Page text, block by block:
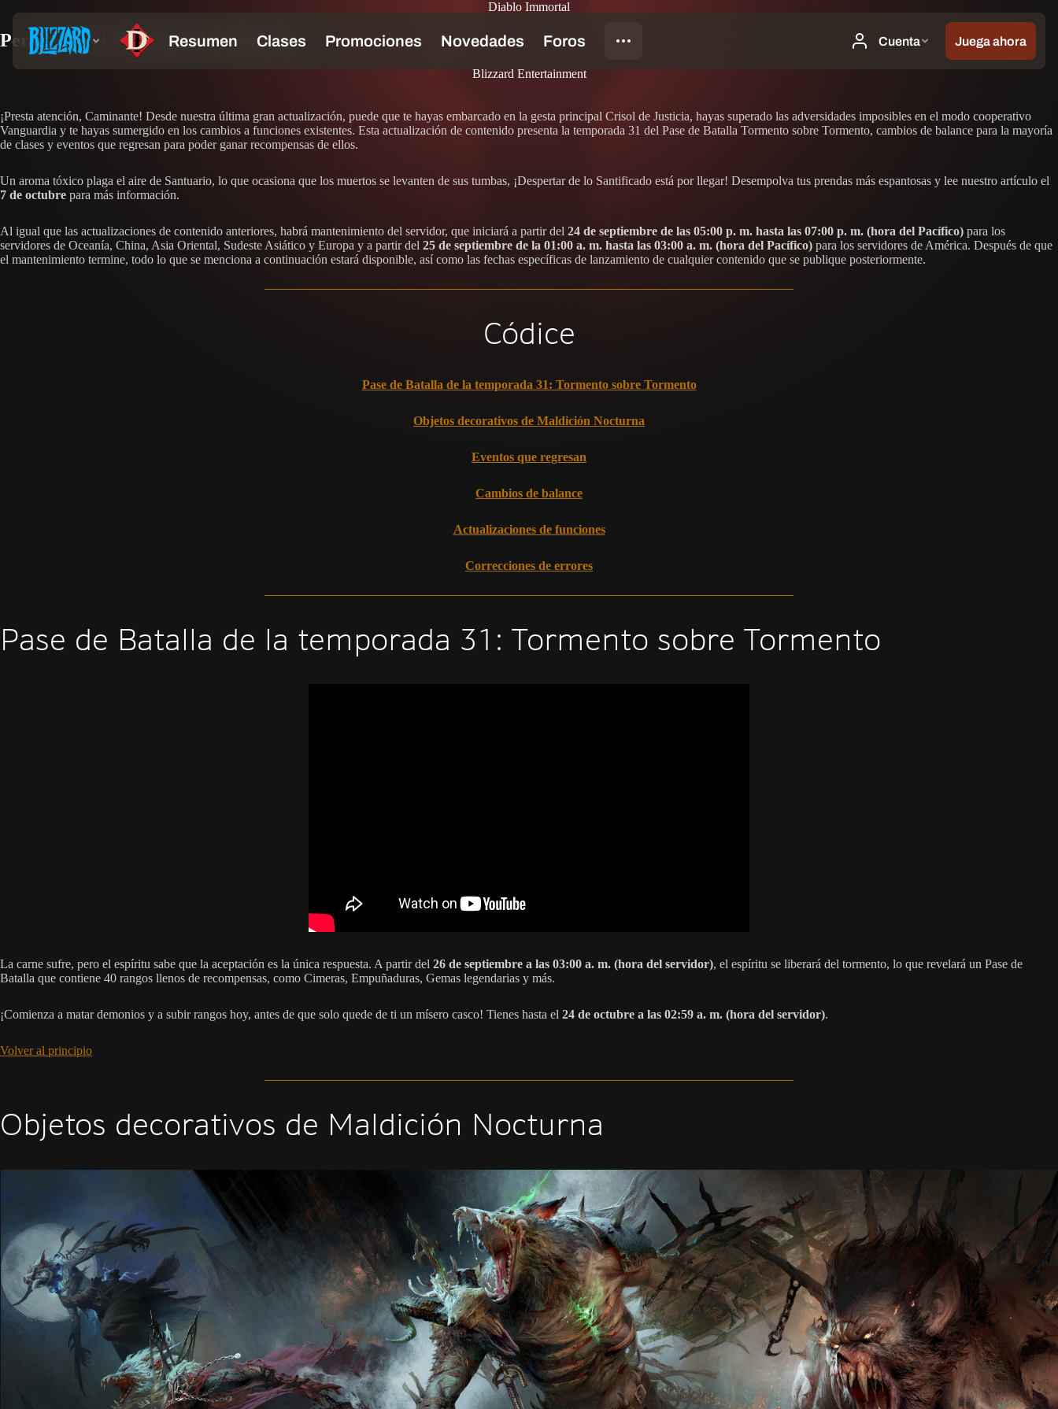
Diablo Immortal
Persiste en el Tormento de Santuario
Blizzard Entertainment
¡Presta atención, Caminante! Desde nuestra última gran actualización, puede que te hayas embarcado en la gesta principal Crisol de Justicia, hayas superado las adversidades imposibles en el modo cooperativo
Vanguardia y te hayas sumergido en los cambios a funciones existentes. Esta actualización de contenido presenta la temporada 31 del Pase de Batalla Tormento sobre Tormento, cambios de balance para la mayoría
de clases y eventos que regresan para poder ganar recompensas de ellos.
Un aroma tóxico plaga el aire de Santuario, lo que ocasiona que los muertos se levanten de sus tumbas, ¡Despertar de lo Santificado está por llegar! Desempolva tus prendas más espantosas y lee nuestro artículo el
7 de octubre para más información.
Al igual que las actualizaciones de contenido anteriores, habrá mantenimiento del servidor, que iniciará a partir del 24 de septiembre de las 05:00 p. m. hasta las 07:00 p. m. (hora del Pacífico) para los
servidores de Oceanía, China, Asia Oriental, Sudeste Asiático y Europa y a partir del 25 de septiembre de la 01:00 a. m. hasta las 03:00 a. m. (hora del Pacífico) para los servidores de América. Después de que
el mantenimiento termine, todo lo que se menciona a continuación estará disponible, así como las fechas específicas de lanzamiento de cualquier contenido que se publique posteriormente.
Códice
Pase de Batalla de la temporada 31: Tormento sobre Tormento
Objetos decorativos de Maldición Nocturna
Eventos que regresan
Cambios de balance
Actualizaciones de funciones
Correcciones de errores
Pase de Batalla de la temporada 31: Tormento sobre Tormento
La carne sufre, pero el espíritu sabe que la aceptación es la única respuesta. A partir del 26 de septiembre a las 03:00 a. m. (hora del servidor), el espíritu se liberará del tormento, lo que revelará un Pase de
Batalla que contiene 40 rangos llenos de recompensas, como Cimeras, Empuñaduras, Gemas legendarias y más.
¡Comienza a matar demonios y a subir rangos hoy, antes de que solo quede de ti un mísero casco! Tienes hasta el 24 de octubre a las 02:59 a. m. (hora del servidor).
Volver al principio
Objetos decorativos de Maldición Nocturna